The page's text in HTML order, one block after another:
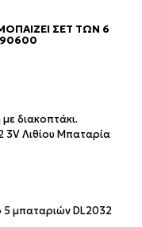
ΣΕΤ ΤΩΝ 6
διακοπτάκι.
3V Λιθίου Μπαταρία
5 μπαταριών DL2032